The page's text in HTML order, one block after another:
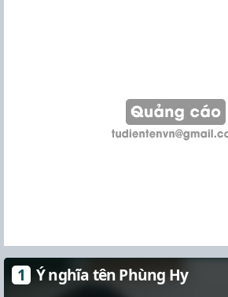
Ý nghĩa tên Phùng Hy